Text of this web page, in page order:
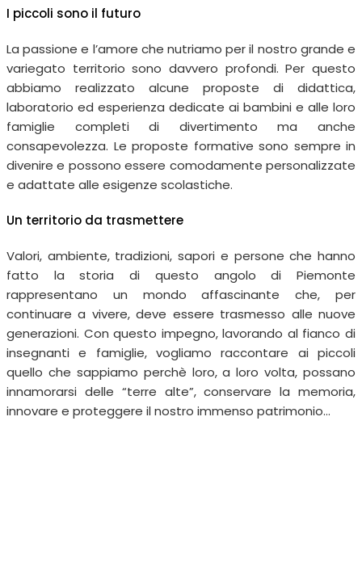
I piccoli sono il futuro
La passione e l’amore che nutriamo per il nostro grande e
variegato territorio sono davvero profondi. Per questo
abbiamo realizzato alcune proposte di didattica,
laboratorio ed esperienza dedicate ai bambini e alle loro
famiglie completi di divertimento ma anche
consapevolezza. Le proposte formative sono sempre in
divenire e possono essere comodamente personalizzate
e adattate alle esigenze scolastiche.
Un territorio da trasmettere
Valori, ambiente, tradizioni, sapori e persone che hanno
fatto la storia di questo angolo di Piemonte
rappresentano un mondo affascinante che, per
continuare a vivere, deve essere trasmesso alle nuove
generazioni. Con questo impegno, lavorando al fianco di
insegnanti e famiglie, vogliamo raccontare ai piccoli
quello che sappiamo perchè loro, a loro volta, possano
innamorarsi delle “terre alte”, conservare la memoria,
innovare e proteggere il nostro immenso patrimonio…